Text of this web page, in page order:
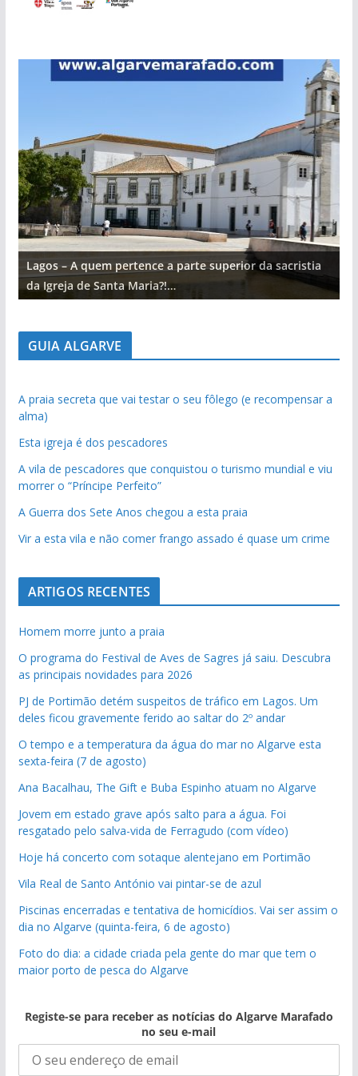
Lagos – A quem pertence a parte superior da sacristia
da Igreja de Santa Maria?!…
GUIA ALGARVE
A praia secreta que vai testar o seu fôlego (e recompensar a
alma)
Esta igreja é dos pescadores
A vila de pescadores que conquistou o turismo mundial e viu
morrer o “Príncipe Perfeito”
A Guerra dos Sete Anos chegou a esta praia
Vir a esta vila e não comer frango assado é quase um crime
ARTIGOS RECENTES
Homem morre junto a praia
O programa do Festival de Aves de Sagres já saiu. Descubra
as principais novidades para 2026
PJ de Portimão detém suspeitos de tráfico em Lagos. Um
deles ficou gravemente ferido ao saltar do 2º andar
O tempo e a temperatura da água do mar no Algarve esta
sexta-feira (7 de agosto)
Ana Bacalhau, The Gift e Buba Espinho atuam no Algarve
Jovem em estado grave após salto para a água. Foi
resgatado pelo salva-vida de Ferragudo (com vídeo)
Hoje há concerto com sotaque alentejano em Portimão
Vila Real de Santo António vai pintar-se de azul
Piscinas encerradas e tentativa de homicídios. Vai ser assim o
dia no Algarve (quinta-feira, 6 de agosto)
Foto do dia: a cidade criada pela gente do mar que tem o
maior porto de pesca do Algarve
Registe-se para receber as notícias do Algarve Marafado
no seu e-mail